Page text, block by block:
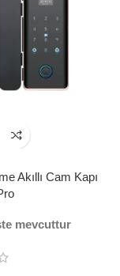
Akıllı Cam Kapı
mevcuttur